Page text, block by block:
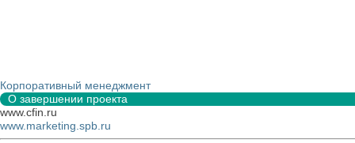
Корпоративный менеджмент
О завершении проекта
www.cfin.ru
www.marketing.spb.ru